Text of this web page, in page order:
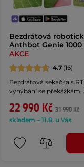
Bezdrátová
Anthbot Genie 1000
AKCE
4.7(16)
Bezdrátová sekačka s
vyhýbání se překážkám,
22 990 Kč 31 990 Kč
skladem – 11.8. u Vás